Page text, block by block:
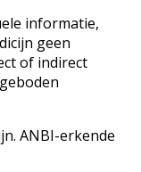
informatie,
geen
of indirect
ANBI-erkende